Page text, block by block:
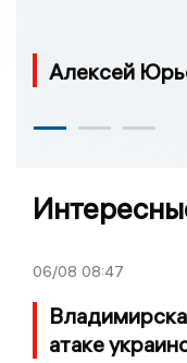
Алексей
06/08 08:47
атаке